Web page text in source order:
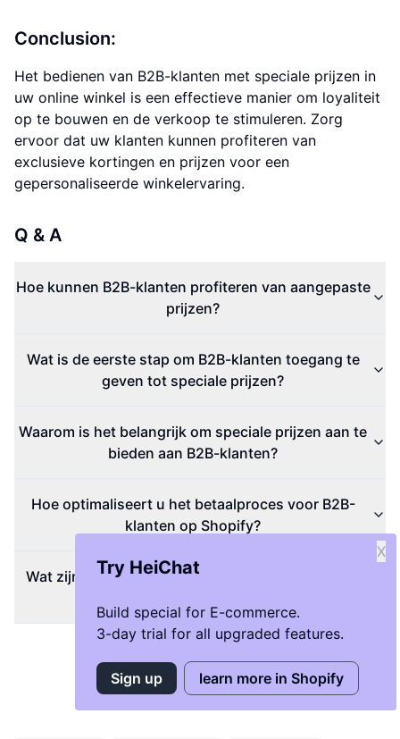
Conclusion:
Het bedienen van B2B-klanten met speciale prijzen in
uw online winkel is een effectieve manier om loyaliteit
op te bouwen en de verkoop te stimuleren. Zorg
ervoor dat uw klanten kunnen profiteren van
exclusieve kortingen en prijzen voor een
gepersonaliseerde winkelervaring.
Q & A
Hoe kunnen B2B-klanten profiteren van aangepaste
prijzen?
Wat is de eerste stap om B2B-klanten toegang te
geven tot speciale prijzen?
Waarom is het belangrijk om speciale prijzen aan te
bieden aan B2B-klanten?
Hoe optimaliseert u het betaalproces voor B2B-
klanten op Shopify?
Wat zijn de voordelen van het bedienen van B2B-
Try HeiChat
Build special for E-commerce.
3-day trial for all upgraded features.
X
Sign up learn more in Shopify